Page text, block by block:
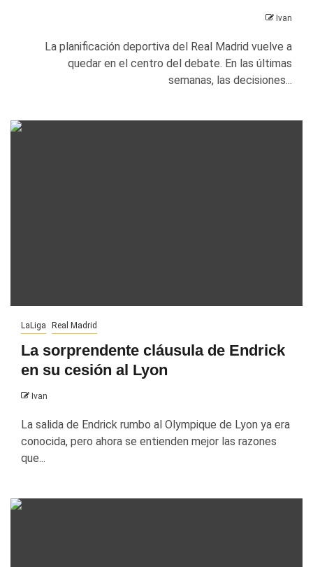
Ivan
La planificación deportiva del Real Madrid vuelve a
quedar en el centro del debate. En las últimas
semanas, las decisiones...
LaLiga Real Madrid
La sorprendente cláusula de Endrick
en su cesión al Lyon
Ivan
La salida de Endrick rumbo al Olympique de Lyon ya era
conocida, pero ahora se entienden mejor las razones
que...